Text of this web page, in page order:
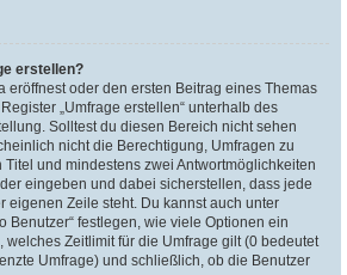
erstellen?
eröffnest oder den ersten Beitrag eines Themas
„Umfrage erstellen“ unterhalb des
Solltest du diesen Bereich nicht sehen
nicht die Berechtigung, Umfragen zu
und mindestens zwei Antwortmöglichkeiten
eingeben und dabei sicherstellen, dass jede
eigenen Zeile steht. Du kannst auch unter
Benutzer“ festlegen, wie viele Optionen ein
welches Zeitlimit für die Umfrage gilt (0 bedeutet
Umfrage) und schließlich, ob die Benutzer